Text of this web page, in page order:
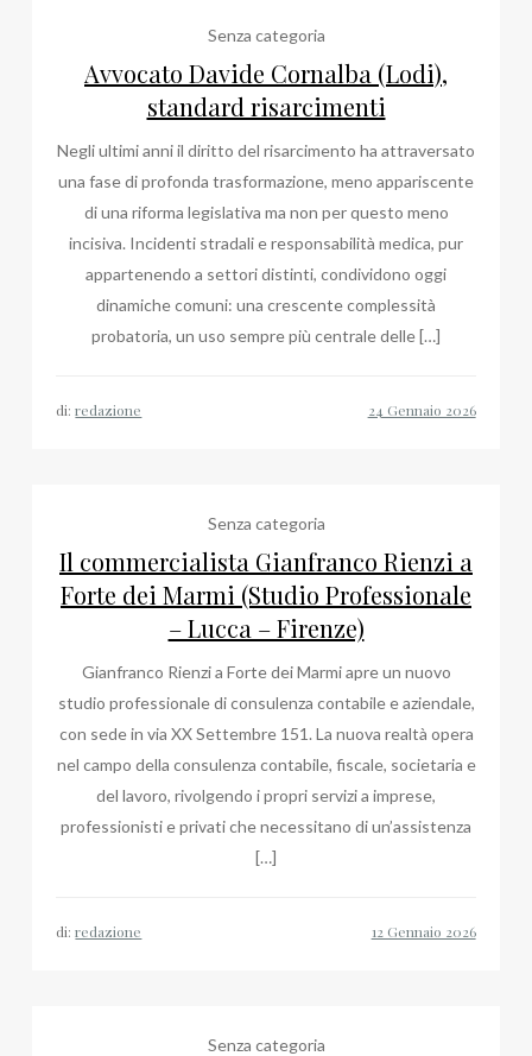
Senza categoria
Avvocato Davide Cornalba (Lodi),
standard risarcimenti
Negli ultimi anni il diritto del risarcimento ha attraversato
una fase di profonda trasformazione, meno appariscente
di una riforma legislativa ma non per questo meno
incisiva. Incidenti stradali e responsabilità medica, pur
appartenendo a settori distinti, condividono oggi
dinamiche comuni: una crescente complessità
probatoria, un uso sempre più centrale delle […]
di:redazione
Senza categoria
Il commercialista Gianfranco Rienzi a
Forte dei Marmi (Studio Professionale
– Lucca – Firenze)
Gianfranco Rienzi a Forte dei Marmi apre un nuovo
studio professionale di consulenza contabile e aziendale,
con sede in via XX Settembre 151. La nuova realtà opera
nel campo della consulenza contabile, fiscale, societaria e
del lavoro, rivolgendo i propri servizi a imprese,
professionisti e privati che necessitano di un’assistenza
[…]
di:redazione
Senza categoria